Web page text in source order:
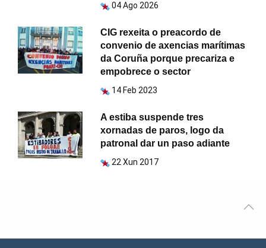
04 Ago 2026
CIG rexeita o preacordo de
convenio de axencias marítimas
da Coruña porque precariza e
empobrece o sector
14 Feb 2023
A estiba suspende tres
xornadas de paros, logo da
patronal dar un paso adiante
22 Xun 2017